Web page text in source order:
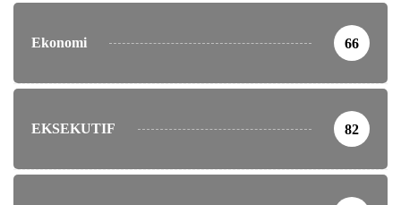
Ekonomi 66
EKSEKUTIF 82